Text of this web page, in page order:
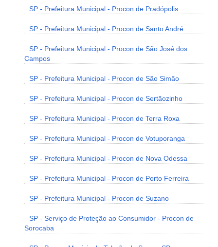
SP - Prefeitura Municipal - Procon de Pradópolis
SP - Prefeitura Municipal - Procon de Santo André
SP - Prefeitura Municipal - Procon de São José dos
Campos
SP - Prefeitura Municipal - Procon de São Simão
SP - Prefeitura Municipal - Procon de Sertãozinho
SP - Prefeitura Municipal - Procon de Terra Roxa
SP - Prefeitura Municipal - Procon de Votuporanga
SP - Prefeitura Municipal - Procon de Nova Odessa
SP - Prefeitura Municipal - Procon de Porto Ferreira
SP - Prefeitura Municipal - Procon de Suzano
SP - Serviço de Proteção ao Consumidor - Procon de
Sorocaba